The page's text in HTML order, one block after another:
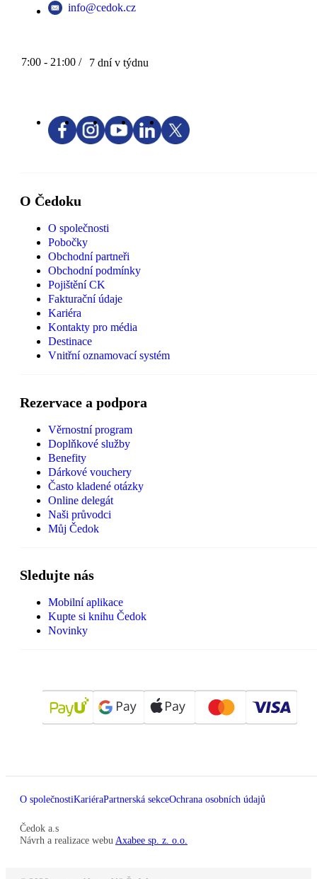
info@cedok.cz
7:00 - 21:00 / 7 dní v týdnu
O Čedoku
O společnosti
Pobočky
Obchodní partneři
Obchodní podmínky
Pojištění CK
Fakturační údaje
Kariéra
Kontakty pro média
Destinace
Vnitřní oznamovací systém
Rezervace a podpora
Věrnostní program
Doplňkové služby
Benefity
Dárkové vouchery
Často kladené otázky
Online delegát
Naši průvodci
Můj Čedok
Sledujte nás
Mobilní aplikace
Kupte si knihu Čedok
Novinky
O společnostiKariéraPartnerská sekceOchrana osobních údajů
Čedok a.s
Návrh a realizace webu Axabee sp. z. o.o.